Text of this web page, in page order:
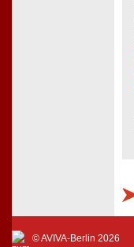
© AVIVA-Berlin 2026